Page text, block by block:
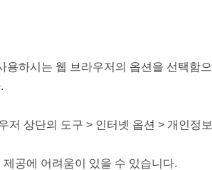
하시는 웹 브라우저의 옵션을 선택함
저 상단의 도구 > 인터넷 옵션 > 개인정보
공에 어려움이 있을 수 있습니다.